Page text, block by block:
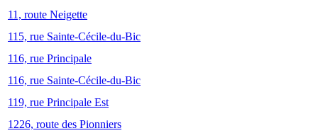
11, route Neigette
115, rue Sainte-Cécile-du-Bic
116, rue Principale
116, rue Sainte-Cécile-du-Bic
119, rue Principale Est
1226, route des Pionniers